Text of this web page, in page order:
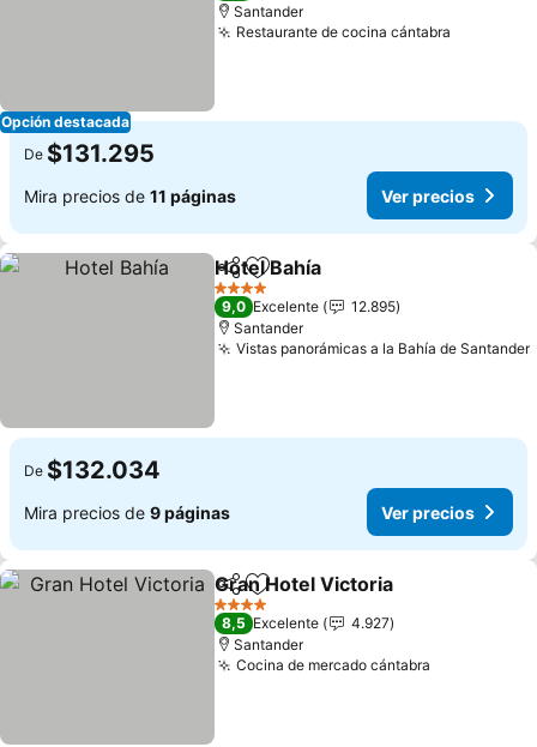
Opción destacada
Santander
Restaurante de cocina cántabra
De $131.295
Mira precios de 11 páginas Ver precios
CompartirAgregar a favoritos
Hotel Bahía
4 Estrellas
9,0 Excelente
12.895
Santander
Vistas panorámicas a la Bahía de Santander
De $132.034
Mira precios de 9 páginas Ver precios
CompartirAgregar a favoritos
Gran Hotel Victoria
4 Estrellas
8,5 Excelente
4.927
Santander
Cocina de mercado cántabra